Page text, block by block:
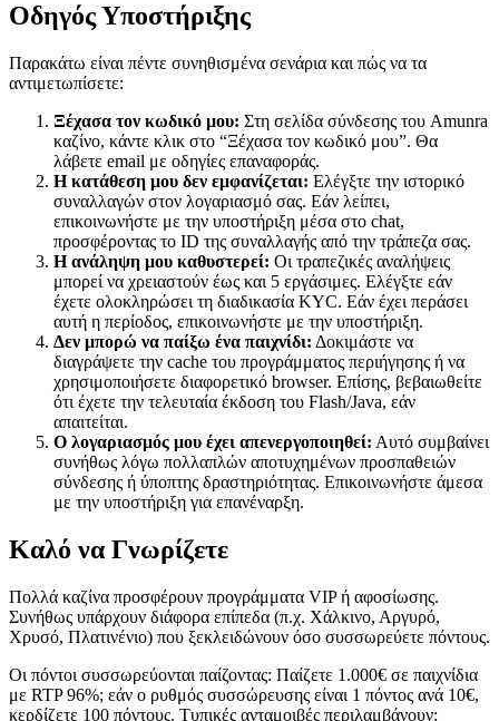
Οδηγός Υποστήριξης
Παρακάτω είναι πέντε συνηθισμένα σενάρια και πώς να τα
αντιμετωπίσετε:
Ξέχασα τον κωδικό μου: Στη σελίδα σύνδεσης του Amunra
καζίνο, κάντε κλικ στο “Ξέχασα τον κωδικό μου”. Θα
λάβετε email με οδηγίες επαναφοράς.
Η κατάθεση μου δεν εμφανίζεται: Ελέγξτε την ιστορικό
συναλλαγών στον λογαριασμό σας. Εάν λείπει,
επικοινωνήστε με την υποστήριξη μέσα στο chat,
προσφέροντας το ID της συναλλαγής από την τράπεζα σας.
Η ανάληψη μου καθυστερεί: Οι τραπεζικές αναλήψεις
μπορεί να χρειαστούν έως και 5 εργάσιμες. Ελέγξτε εάν
έχετε ολοκληρώσει τη διαδικασία KYC. Εάν έχει περάσει
αυτή η περίοδος, επικοινωνήστε με την υποστήριξη.
Δεν μπορώ να παίξω ένα παιχνίδι: Δοκιμάστε να
διαγράψετε την cache του προγράμματος περιήγησης ή να
χρησιμοποιήσετε διαφορετικό browser. Επίσης, βεβαιωθείτε
ότι έχετε την τελευταία έκδοση του Flash/Java, εάν
απαιτείται.
Ο λογαριασμός μου έχει απενεργοποιηθεί: Αυτό συμβαίνει
συνήθως λόγω πολλαπλών αποτυχημένων προσπαθειών
σύνδεσης ή ύποπτης δραστηριότητας. Επικοινωνήστε άμεσα
με την υποστήριξη για επανέναρξη.
Καλό να Γνωρίζετε
Πολλά καζίνα προσφέρουν προγράμματα VIP ή αφοσίωσης.
Συνήθως υπάρχουν διάφορα επίπεδα (π.χ. Χάλκινο, Αργυρό,
Χρυσό, Πλατινένιο) που ξεκλειδώνουν όσο συσσωρεύετε πόντους.
Οι πόντοι συσσωρεύονται παίζοντας: Παίζετε 1.000€ σε παιχνίδια
με RTP 96%; εάν ο ρυθμός συσσώρευσης είναι 1 πόντος ανά 10€,
κερδίζετε 100 πόντους. Τυπικές ανταμοιβές περιλαμβάνουν: